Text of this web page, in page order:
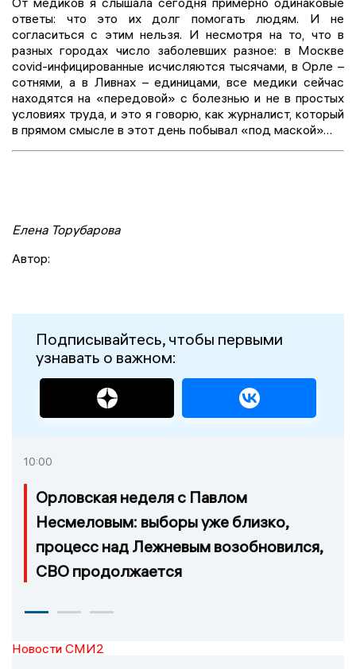
ответы: что это их долг помогать людям. И не
согласиться с этим нельзя. И несмотря на то, что в
разных городах число заболевших разное: в Москве
covid-инфицированные исчисляются тысячами, в Орле –
сотнями, а в Ливнах – единицами, все медики сейчас
находятся на «передовой» с болезнью и не в простых
условиях труда, и это я говорю, как журналист, который
в прямом смысле в этот день побывал «под маской»…
Елена Торубарова
Автор:
Подписывайтесь, чтобы первыми
узнавать о важном:
10:00
Орловская неделя с Павлом
Несмеловым: выборы уже близко,
процесс над Лежневым возобновился,
СВО продолжается
Новости СМИ2